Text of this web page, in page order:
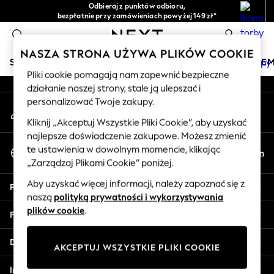
Odbieraj z punktów odbioru,
bezpłatnie przy zamówieniach powyżej 149 zł*
Łatwe zwroty*
0
SKLEP WAKACYJNY
HOLIDAY SHOP
Women's Holiday Shop
All Swimwear
All Beachwear
Bags & Accessories
Beach Dresses & Kaftans
Dresses
Flip Flops
Sliders
Jumpsuits & Playsuits
Sandals
Shorts
An error occurred on client
Nasze media społecznościowe
Moje konto
Zaloguj się na swoje konto
Wybierz Język
Polski
En
Pomoc
Prywatność i zasady prawne
Działy
Inne usługi
NASZA STRONA UŻYWA PLIKÓW COOKIE
Pliki cookie pomagają nam zapewnić bezpieczne
działanie naszej strony, stale ją ulepszać i
personalizować Twoje zakupy.
Kliknij „Akceptuj Wszystkie Pliki Cookie”, aby uzyskać
najlepsze doświadczenie zakupowe. Możesz zmienić
te ustawienia w dowolnym momencie, klikając
„Zarządzaj Plikami Cookie” poniżej.
Aby uzyskać więcej informacji, należy zapoznać się z
naszą polityką prywatności i wykorzystywania
plików cookie.
AKCEPTUJ WSZYSTKIE PLIKI COOKIE